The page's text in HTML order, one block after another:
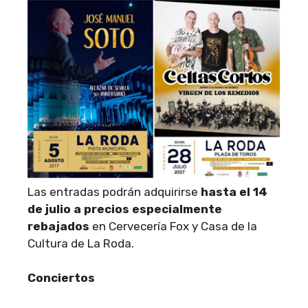
Las entradas podrán adquirirse hasta el 14
de julio a precios especialmente
rebajados en Cervecería Fox y Casa de la
Cultura de La Roda.
Conciertos